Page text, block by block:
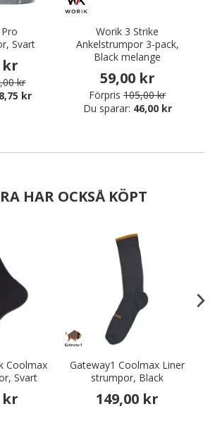
Svart
kr
kr
kr
Worik 3 Strike
Ankelstrumpor 3-pack,
Black melange
59,00 kr
Förpris 105,00 kr
Du sparar: 46,00 kr
HAR OCKSÅ KÖPT
Coolmax
Svart
kr
Gateway1 Coolmax Liner
strumpor, Black
149,00 kr